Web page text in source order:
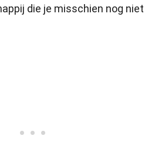
die je misschien nog niet